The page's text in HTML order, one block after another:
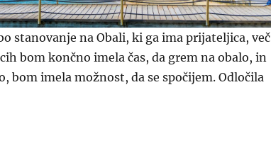
stanovanje na Obali, ki ga ima prijateljica, več
bom končno imela čas, da grem na obalo, in
bom imela možnost, da se spočijem. Odločila